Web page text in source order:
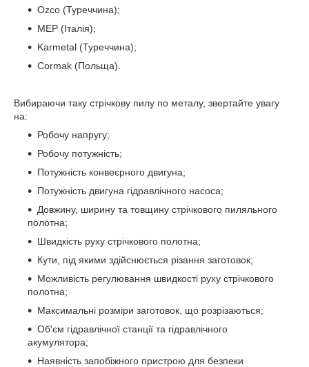
Ozco (Туреччина);
MEP (Італія);
Karmetal (Туреччина);
Cormak (Польща).
Вибираючи таку стрічкову пилу по металу, звертайте увагу
на:
Робочу напругу;
Робочу потужність;
Потужність конвеєрного двигуна;
Потужність двигуна гідравлічного насоса;
Довжину, ширину та товщину стрічкового пиляльного
полотна;
Швидкість руху стрічкового полотна;
Кути, під якими здійснюється різання заготовок;
Можливість регулювання швидкості руху стрічкового
полотна;
Максимальні розміри заготовок, що розрізаються;
Об'єм гідравлічної станції та гідравлічного
акумулятора;
Наявність запобіжного пристрою для безпеки